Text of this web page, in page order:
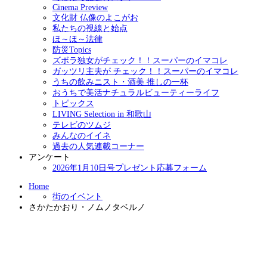
Cinema Preview
文化財 仏像のよこがお
私たちの視線と始点
ほ～ほ～法律
防災Topics
ズボラ独女がチェック！！スーパーのイマコレ
ガッツリ主夫が チェック！！スーパーのイマコレ
うちの飲みニスト・酒美 推しの一杯
おうちで美活ナチュラルビューティーライフ
トピックス
LIVING Selection in 和歌山
テレビのツムジ
みんなのイイネ
過去の人気連載コーナー
アンケート
2026年1月10日号プレゼント応募フォーム
Home
街のイベント
さかたかおり・ノムノタベルノ